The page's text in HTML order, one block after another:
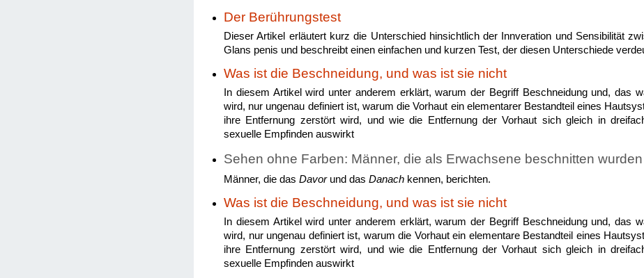
Der Berührungstest
Dieser Artikel erläutert kurz die Unterschied hinsichtlich der Innveration und Sensibilität
Glans penis und beschreibt einen einfachen und kurzen Test, der diesen Unterschiede
Was ist die Beschneidung, und was ist sie nicht
In diesem Artikel wird unter anderem erklärt, warum der Begriff Beschneidung und, das
wird, nur ungenau definiert ist, warum die Vorhaut ein elementarer Bestandteil eines
ihre Entfernung zerstört wird, und wie die Entfernung der Vorhaut sich gleich in
sexuelle Empfinden auswirkt
Sehen ohne Farben: Männer, die als Erwachsene beschnitten wurden
Männer, die das Davorund das Danach kennen, berichten.
Was ist die Beschneidung, und was ist sie nicht
In diesem Artikel wird unter anderem erklärt, warum der Begriff Beschneidung und, das
wird, nur ungenau definiert ist, warum die Vorhaut ein elementare Bestandteil eines
ihre Entfernung zerstört wird, und wie die Entfernung der Vorhaut sich gleich in
sexuelle Empfinden auswirkt